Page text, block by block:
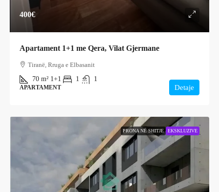
400€
Apartament 1+1 me Qera, Vilat Gjermane
Tiranë, Rruga e Elbasanit
70 m² 1+1 1 1
APARTAMENT Detaje
PRONA NË SHITJE EKSKLUZIVE